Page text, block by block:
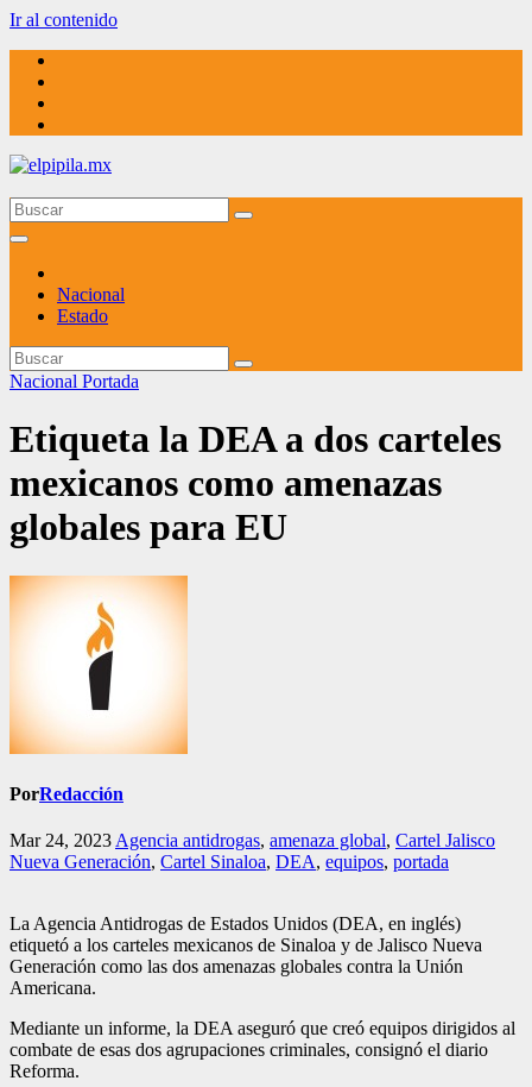
Ir al contenido
elpipila.mx
El pipila mx
Nacional
Estado
Nacional Portada
Etiqueta la DEA a dos carteles
mexicanos como amenazas
globales para EU
PorRedacción
Mar 24, 2023Agencia antidrogas, amenaza global, Cartel Jalisco
Nueva Generación, Cartel Sinaloa, DEA, equipos, portada
La Agencia Antidrogas de Estados Unidos (DEA, en inglés)
etiquetó a los carteles mexicanos de Sinaloa y de Jalisco Nueva
Generación como las dos amenazas globales contra la Unión
Americana.
Mediante un informe, la DEA aseguró que creó equipos dirigidos al
combate de esas dos agrupaciones criminales, consignó el diario
Reforma.